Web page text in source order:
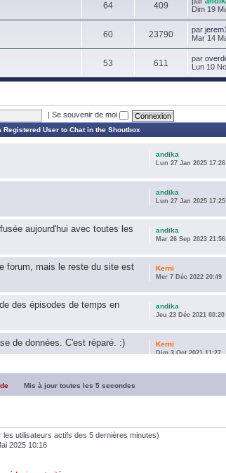
64 409
Dim 19
60 23790 par
Mar 14
53 611 par
Lun 10
Se souvenir de moi
Registered User to Chat in the Shoutbox
andika
Lun 27 Jan 2025 17:26
andika
Lun 27 Jan 2025 17:25
aujourd'hui avec toutes les
andika
Mar 26 Sep 2023 21:56
forum, mais le reste du site est
Kerni
Mer 7 Déc 2022 20:49
des épisodes de temps en
andika
Jeu 23 Déc 2021 00:20
de données. C'est réparé. :) Kerni
Dim 3 Oct 2021 11:27
plus belle que 2020 !
des saisons 6; 7 et 8 !
Dim 26 Avr 2020 14:19
Mis à jour toutes les 5 secondes
utilisateurs actifs des 5 dernières minutes)
2025 10:16